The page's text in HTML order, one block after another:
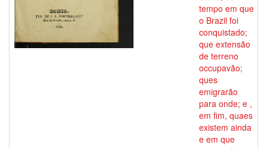
tempo em que
o Brazil foi
conquistado;
que extensão
de terreno
occupavão;
ques
emigrarão
para onde; e ,
em fim, quaes
existem ainda
e em que